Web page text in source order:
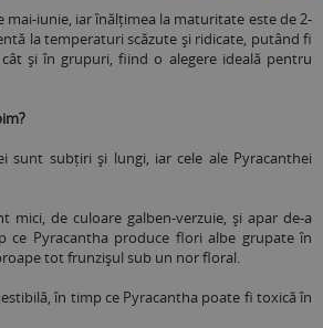
mai-iunie, iar înălțimea la maturitate este de 2-
la temperaturi scăzute și ridicate, putând fi
și în grupuri, fiind o alegere ideală pentru
sunt subțiri și lungi, iar cele ale Pyracanthei
mici, de culoare galben-verzuie, și apar de-a
ce Pyracantha produce flori albe grupate în
tot frunzișul sub un nor floral.
în timp ce Pyracantha poate fi toxică în